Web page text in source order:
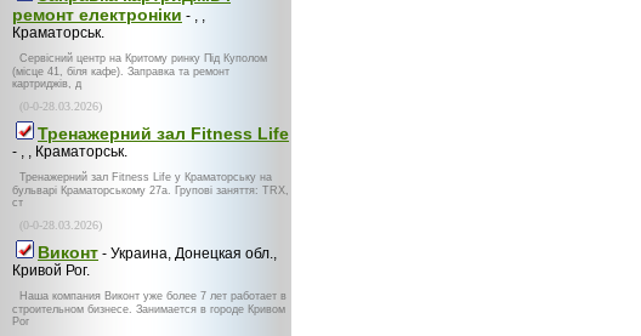
ремонт електроніки - , ,
Краматорськ.
Сервісний центр на Критому ринку Під Куполом
(місце 41, біля кафе). Заправка та ремонт
картриджів, д
(0-0-28.03.2026)
Тренажерний зал Fitness Life
- , , Краматорськ.
Тренажерний зал Fitness Life у Краматорську на
бульварі Краматорському 27а. Групові заняття: TRX,
ст
(0-0-28.03.2026)
Виконт - Украина, Донецкая обл.,
Кривой Рог.
Наша компания Виконт уже более 7 лет работает в
строительном бизнесе. Занимается в городе Кривом
Рог